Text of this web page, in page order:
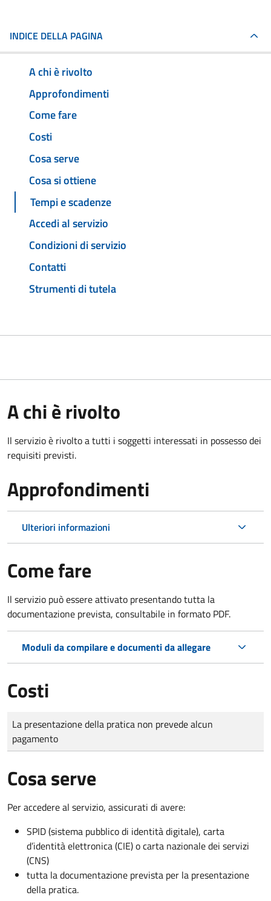
INDICE DELLA PAGINA
A chi è rivolto
Approfondimenti
Come fare
Costi
Cosa serve
Cosa si ottiene
Tempi e scadenze
Accedi al servizio
Condizioni di servizio
Contatti
Strumenti di tutela
A chi è rivolto
Il servizio è rivolto a tutti i soggetti interessati in possesso dei
requisiti previsti.
Approfondimenti
Ulteriori informazioni
Come fare
Il servizio può essere attivato presentando tutta la
documentazione prevista, consultabile in formato PDF.
Moduli da compilare e documenti da allegare
Costi
Tipo di pagamento
Importo
La presentazione della pratica non prevede alcun
pagamento
Cosa serve
Per accedere al servizio, assicurati di avere:
SPID (sistema pubblico di identità digitale), carta
d’identità elettronica (CIE) o carta nazionale dei servizi
(CNS)
tutta la documentazione prevista per la presentazione
della pratica.